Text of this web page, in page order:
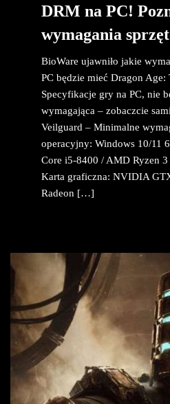
DRM na PC!
wymagania
BioWare ujawniło jakie
PC będzie mieć Dragon Age:
Specyfikacje gry na PC, nie
wymagająca – zobaczcie
Veilguard – Minimalne
operacyjny: Windows 10/11
Core i5-8400 / AMD Ryzen
Karta graficzna: NVIDIA
Radeon […]